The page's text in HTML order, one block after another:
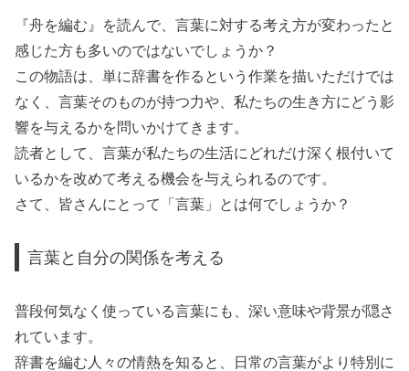
『舟を編む』を読んで、言葉に対する考え方が変わったと
感じた方も多いのではないでしょうか？
この物語は、単に辞書を作るという作業を描いただけでは
なく、言葉そのものが持つ力や、私たちの生き方にどう影
響を与えるかを問いかけてきます。
読者として、言葉が私たちの生活にどれだけ深く根付いて
いるかを改めて考える機会を与えられるのです。
さて、皆さんにとって「言葉」とは何でしょうか？
言葉と自分の関係を考える
普段何気なく使っている言葉にも、深い意味や背景が隠さ
れています。
辞書を編む人々の情熱を知ると、日常の言葉がより特別に